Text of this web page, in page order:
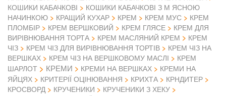
КОШИКИ КАБАЧКОВІ
КОШИКИ КАБАЧКОВІ З М ЯСНОЮ
НАЧИНКОЮ
КРАЩИЙ КУХАР КРЕМ КРЕМ МУС
КРЕМ
ПЛОМБІР
КРЕМ ВЕРШКОВИЙ КРЕМ ГЛЯСЕ
КРЕМ ДЛЯ
ВИРІВНЮВАННЯ ТОРТА
КРЕМ МАСЛЯНИЙ КРЕМ
КРЕМ
ЧІЗ
КРЕМ ЧІЗ ДЛЯ ВИРІВНЮВАННЯ ТОРТІВ
КРЕМ ЧІЗ НА
ВЕРШКАХ
КРЕМ ЧІЗ НА ВЕРШКОВОМУ МАСЛІ
КРЕМ
ШАРЛОТ
КРЕМИ КРЕМИ НА ВЕРШКАХ
КРЕМИ НА
ЯЙЦЯХ
КРИТЕРІЇ ОЦІНЮВАННЯ КРИХТА
КРНДИТЕР
КРОСВОРД
КРУЧЕНИКИ
КРУЧЕНИКИ З ХЕКУ